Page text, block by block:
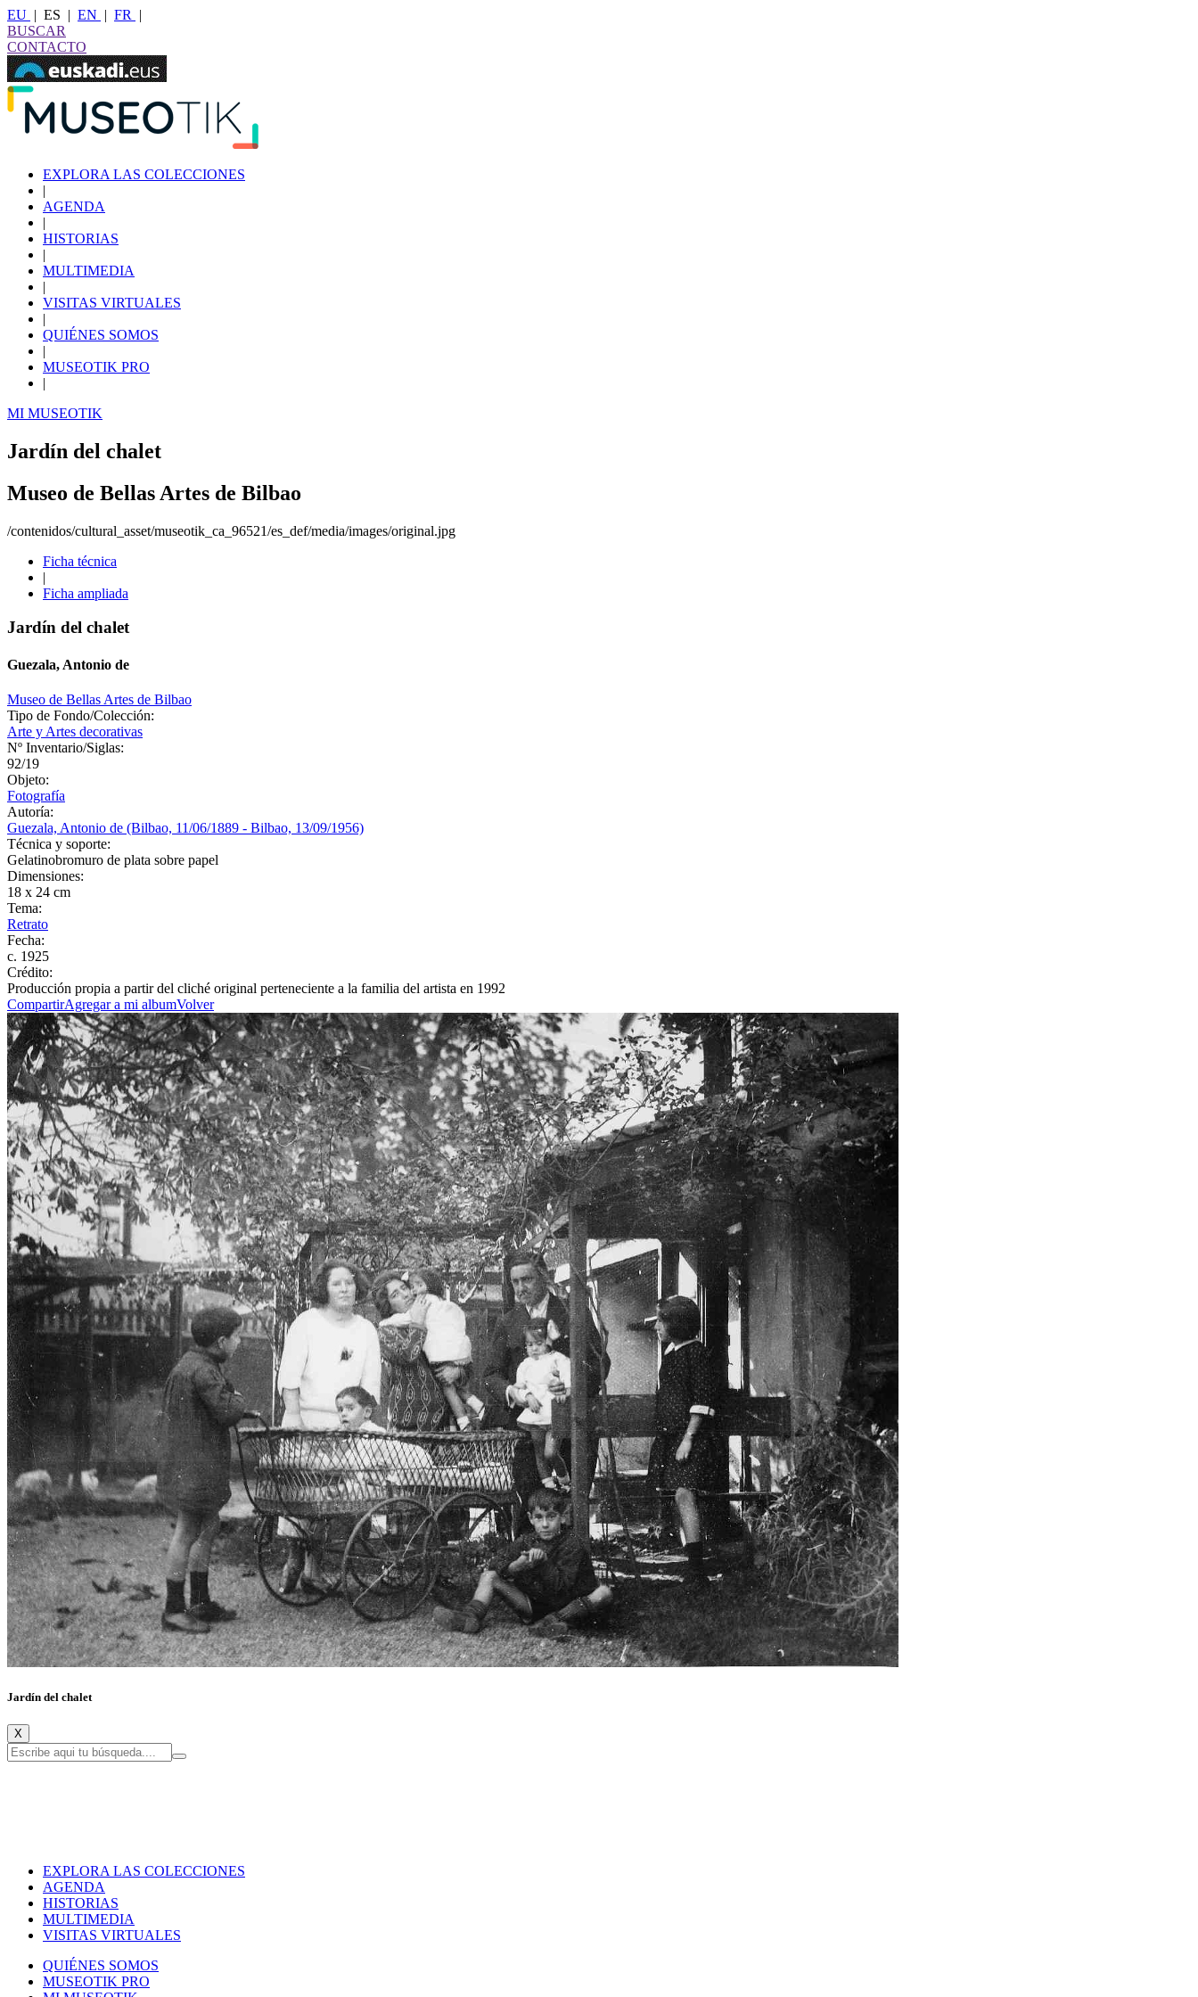
EU | ES | EN | FR
|
BUSCAR
CONTACTO
EXPLORA LAS COLECCIONES
|
AGENDA
|
HISTORIAS
|
MULTIMEDIA
|
VISITAS VIRTUALES
|
QUIÉNES SOMOS
|
MUSEOTIK PRO
|
MI MUSEOTIK
Jardín del chalet
Museo de Bellas Artes de Bilbao
/contenidos/cultural_asset/museotik_ca_96521/es_def/media/images/original.jpg
Ficha técnica
|
Ficha ampliada
Jardín del chalet
Guezala, Antonio de
Museo de Bellas Artes de Bilbao
Tipo de Fondo/Colección:
Arte y Artes decorativas
Nº Inventario/Siglas:
92/19
Objeto:
Fotografía
Autoría:
Guezala, Antonio de (Bilbao, 11/06/1889 - Bilbao, 13/09/1956)
Técnica y soporte:
Gelatinobromuro de plata sobre papel
Dimensiones:
18 x 24 cm
Tema:
Retrato
Fecha:
c. 1925
Crédito:
Producción propia a partir del cliché original perteneciente a la familia del artista en 1992
CompartirAgregar a mi albumVolver
Jardín del chalet
X
EXPLORA LAS COLECCIONES
AGENDA
HISTORIAS
MULTIMEDIA
VISITAS VIRTUALES
QUIÉNES SOMOS
MUSEOTIK PRO